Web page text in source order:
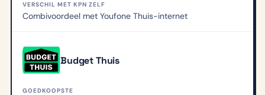
VERSCHIL MET KPN ZELF
Combivoordeel met Youfone Thuis-internet
Budget Thuis
GOEDKOOPSTE